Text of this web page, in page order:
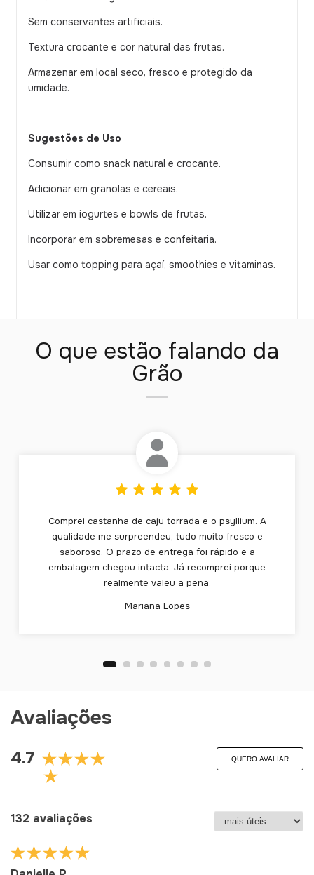
Sem conservantes artificiais.
Textura crocante e cor natural das frutas.
Armazenar em local seco, fresco e protegido da
umidade.
Sugestões de Uso
Consumir como snack natural e crocante.
Adicionar em granolas e cereais.
Utilizar em iogurtes e bowls de frutas.
Incorporar em sobremesas e confeitaria.
Usar como topping para açaí, smoothies e vitaminas.
O que estão falando da
Grão
Comprei castanha de caju torrada e o psyllium. A
qualidade me surpreendeu, tudo muito fresco e
saboroso. O prazo de entrega foi rápido e a
embalagem chegou intacta. Já recomprei porque
realmente valeu a pena.
Mariana Lopes
Avaliações
4.7 QUERO AVALIAR
132 avaliações